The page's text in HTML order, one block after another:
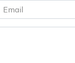
Email